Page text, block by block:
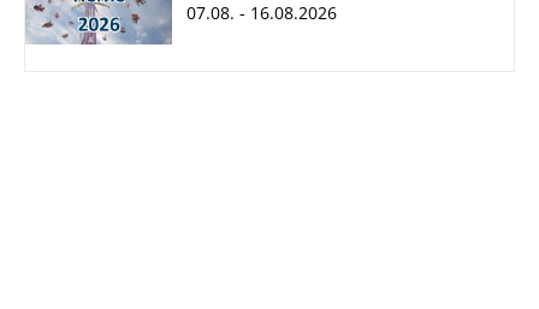
07.08. - 16.08.2026